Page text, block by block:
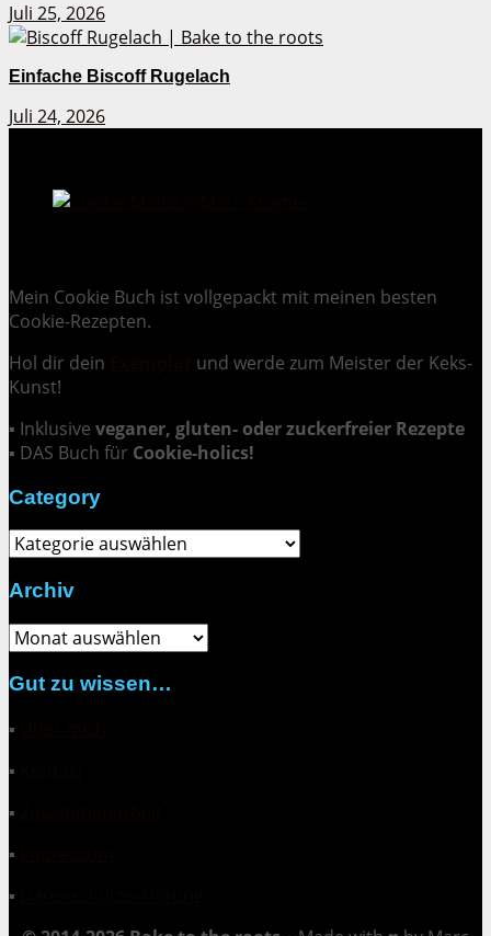
Juli 25, 2026
Einfache Biscoff Rugelach
Juli 24, 2026
Mein Cookie Buch ist vollgepackt mit meinen besten
Cookie-Rezepten.
Hol dir dein
und werde zum Meister der Keks-
Kunst!
▪ Inklusive veganer, gluten- oder zuckerfreier Rezepte
▪ DAS Buch für Cookie-holics!
Category
Category
Archiv
Archiv
Gut zu wissen…
▪
▪
▪
▪
▪